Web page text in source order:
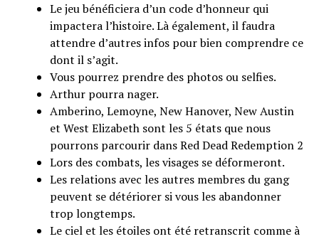
Le jeu bénéficiera d’un code d’honneur qui
impactera l’histoire. Là également, il faudra
attendre d’autres infos pour bien comprendre ce
dont il s’agit.
Vous pourrez prendre des photos ou selfies.
Arthur pourra nager.
Amberino, Lemoyne, New Hanover, New Austin
et West Elizabeth sont les 5 états que nous
pourrons parcourir dans Red Dead Redemption 2
Lors des combats, les visages se déformeront.
Les relations avec les autres membres du gang
peuvent se détériorer si vous les abandonner
trop longtemps.
Le ciel et les étoiles ont été retranscrit comme à